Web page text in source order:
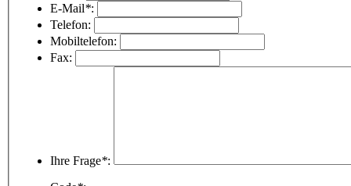
E-Mail*:
Telefon:
Mobiltelefon:
Fax:
Ihre Frage*: